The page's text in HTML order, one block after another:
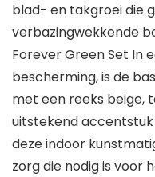
blad- en takgroei die
verbazingwekkende
Forever Green Set In
bescherming, is de
met een reeks beige,
uitstekend
deze indoor
zorg die nodig is voor